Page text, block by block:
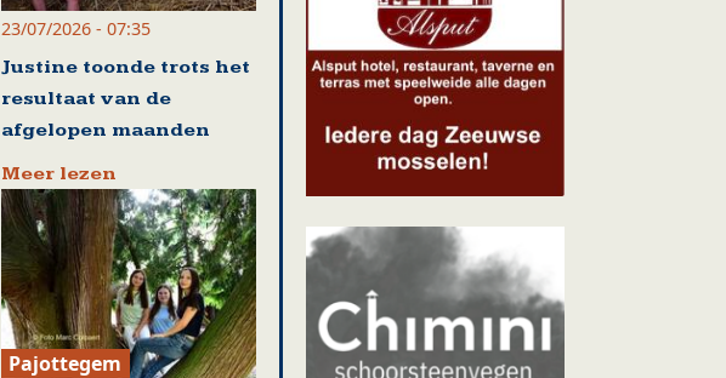
23/07/2026 - 07:35
Justine toonde trots het
resultaat van de
afgelopen maanden
Meer lezen
Pajottegem